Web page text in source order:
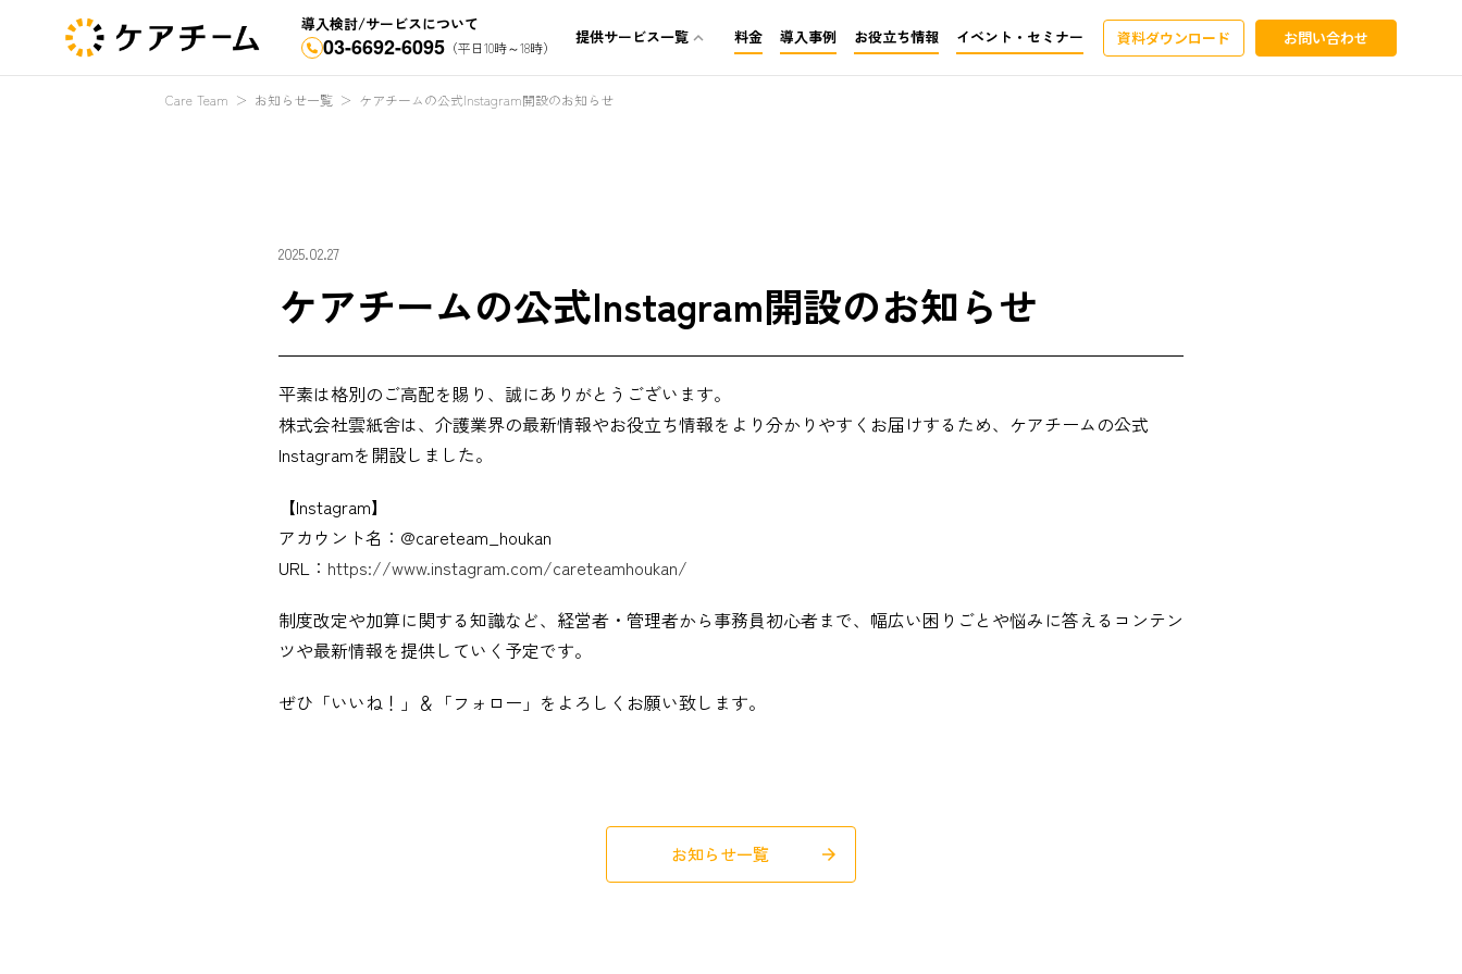
導入検討/サービスについて
03-6692-6095 （平日10時～18時） 提供サービス一覧 expand_less
介護保険レセプト代行
訪問看護レセプト代行
料金 導入事例 お役立ち情報 イベント・セミナー 資料ダウンロード お問い合わせ
Care Team ＞ お知らせ一覧 ＞ ケアチームの公式Instagram開設のお知らせ
2025.02.27
ケアチームの公式Instagram開設のお知らせ
平素は格別のご高配を賜り、誠にありがとうございます。
株式会社雲紙舎は、介護業界の最新情報やお役立ち情報をより分かりやすくお届けするため、ケアチームの公式
Instagramを開設しました。
【Instagram】
アカウント名：@careteam_houkan
URL： https://www.instagram.com/careteamhoukan/
制度改定や加算に関する知識など、経営者・管理者から事務員初心者まで、幅広い困りごとや悩みに答えるコンテン
ツや最新情報を提供していく予定です。
ぜひ「いいね！」＆「フォロー」をよろしくお願い致します。
お知らせ一覧 arrow_forward